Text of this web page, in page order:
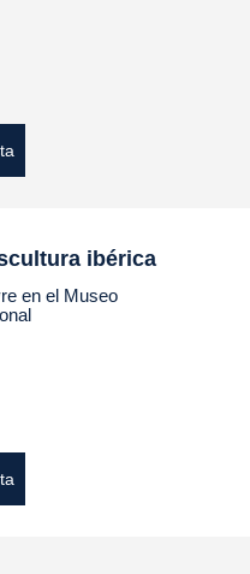
ibérica
en el Museo